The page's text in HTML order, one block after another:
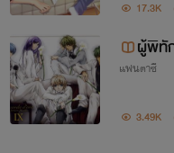
17.3K
ผู้พิทั
แฟนตาซี
3.49K